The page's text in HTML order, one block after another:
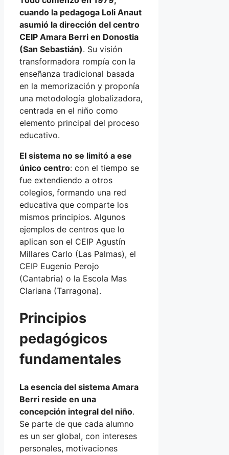
cuando la pedagoga Loli Anaut
asumió la dirección del centro
CEIP Amara Berri en Donostia
(San Sebastián). Su visión
transformadora rompía con la
enseñanza tradicional basada
en la memorización y proponía
una metodología globalizadora,
centrada en el niño como
elemento principal del proceso
educativo.
El sistema no se limitó a ese
único centro: con el tiempo se
fue extendiendo a otros
colegios, formando una red
educativa que comparte los
mismos principios. Algunos
ejemplos de centros que lo
aplican son el CEIP Agustín
Millares Carlo (Las Palmas), el
CEIP Eugenio Perojo
(Cantabria) o la Escola Mas
Clariana (Tarragona).
Principios
pedagógicos
fundamentales
La esencia del sistema Amara
Berri reside en una
concepción integral del niño.
Se parte de que cada alumno
es un ser global, con intereses
personales, motivaciones